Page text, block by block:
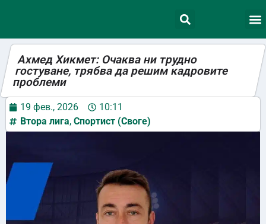
Ахмед Хикмет: Очаква ни трудно
гостуване, трябва да решим кадровите
проблеми
19 фев., 2026
10:11
Втора лига, Спортист (Своге)